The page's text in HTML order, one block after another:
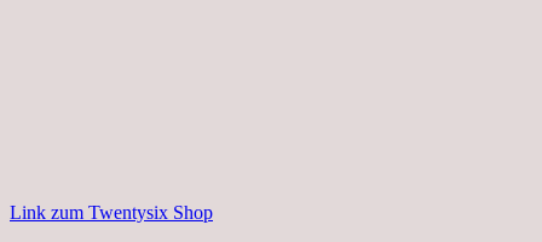
Link zum Twentysix Shop